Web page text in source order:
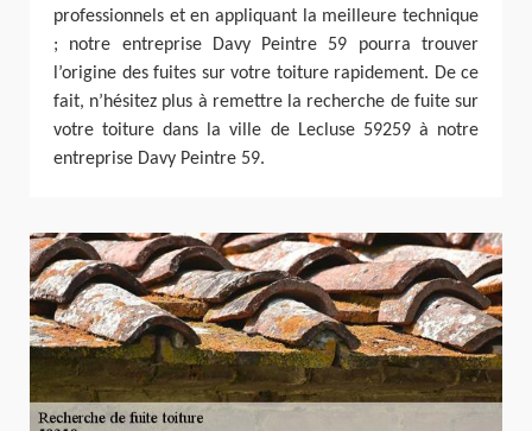
professionnels et en appliquant la meilleure technique
; notre entreprise Davy Peintre 59 pourra trouver
l’origine des fuites sur votre toiture rapidement. De ce
fait, n’hésitez plus à remettre la recherche de fuite sur
votre toiture dans la ville de Lecluse 59259 à notre
entreprise Davy Peintre 59.